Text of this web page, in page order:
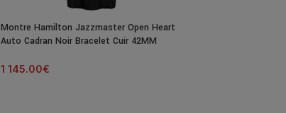
Montre Hamilton Jazzmaster Open Heart
Auto Cadran Noir Bracelet Cuir 42MM
1 145.00€